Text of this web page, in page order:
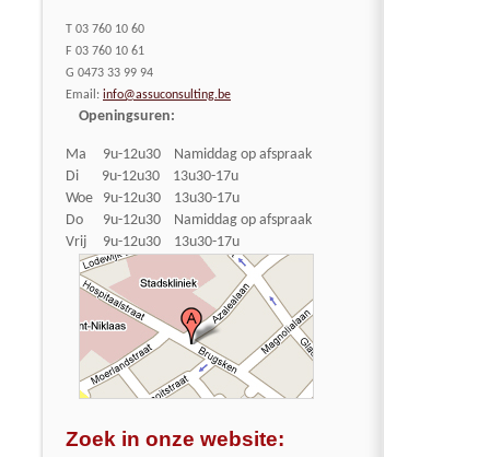
T 03 760 10 60
F 03 760 10 61
G 0473 33 99 94
Email: info@assuconsulting.be
Openingsuren:
Ma 9u-12u30 Namiddag op afspraak
Di 9u-12u30 13u30-17u
Woe 9u-12u30 13u30-17u
Do 9u-12u30 Namiddag op afspraak
Vrij 9u-12u30 13u30-17u
Zoek in onze website: